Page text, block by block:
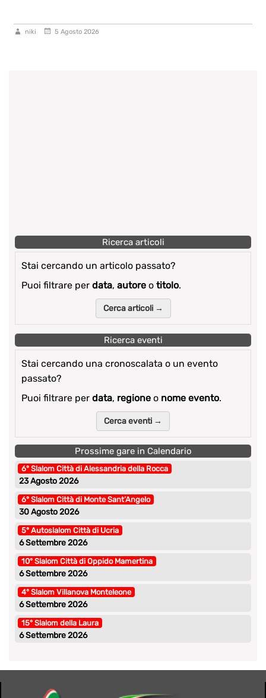
niki 5 Agosto 2026
Ricerca articoli
Stai cercando un articolo passato?
Puoi filtrare per data, autore o titolo.
Cerca articoli →
Ricerca eventi
Stai cercando una cronoscalata o un evento
passato?
Puoi filtrare per data, regione o nome evento.
Cerca eventi →
Prossime gare in Calendario
6° Slalom Città di Alessandria della Rocca
23 Agosto 2026
6° Slalom Città di Monte Sant’Angelo
30 Agosto 2026
5° Autoslalom Città di Ucria
6 Settembre 2026
10° Slalom Città di Oppido Mamertina
6 Settembre 2026
4° Slalom Villanova Monteleone
6 Settembre 2026
15° Slalom della Laura
6 Settembre 2026